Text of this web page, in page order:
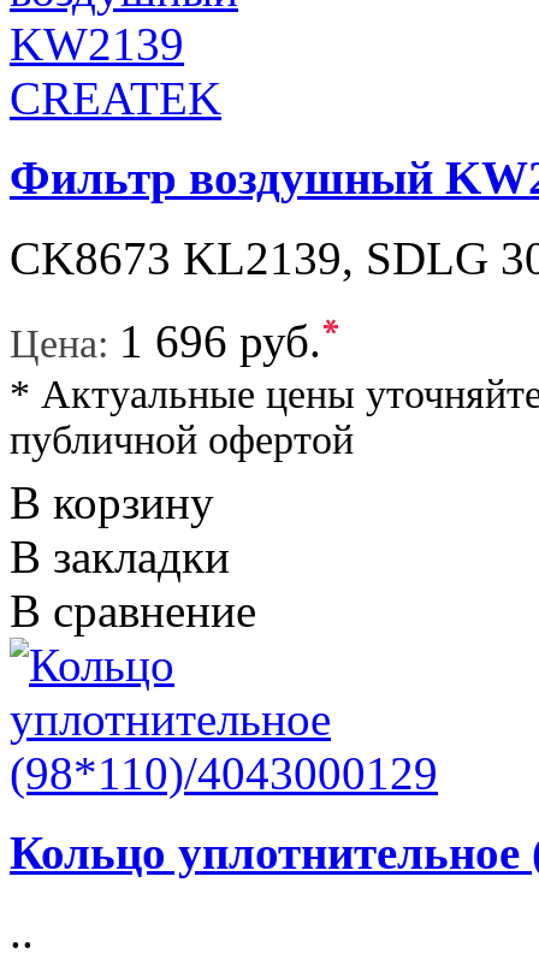
Фильтр воздушный
CK8673 KL2139, SDLG
Цена: 1 696 руб.*
* Актуальные цены
публичной офертой
В корзину
В закладки
В сравнение
Кольцо уплотнительное
..